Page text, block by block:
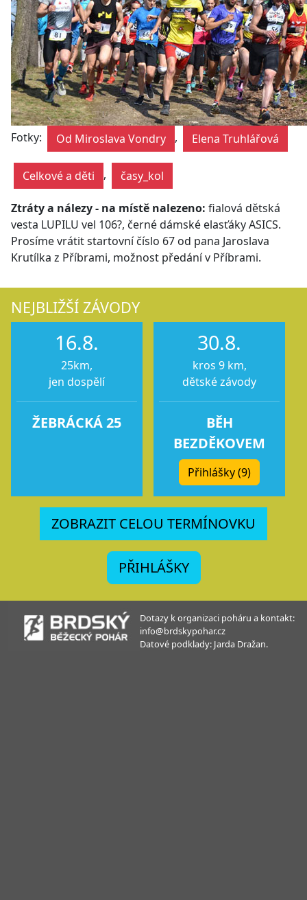
Fotky: Od Miroslava Vondry , Elena Truhlářová
Celkové a děti , časy_kol
Ztráty a nálezy - na místě nalezeno: fialová dětská
vesta LUPILU vel 106?, černé dámské elasťáky ASICS.
Prosíme vrátit startovní číslo 67 od pana Jaroslava
Krutílka z Příbrami, možnost předání v Příbrami.
NEJBLIŽŠÍ ZÁVODY
16.8.
25km,
jen dospělí
ŽEBRÁCKÁ 25
30.8.
kros 9 km,
dětské závody
BĚH
BEZDĚKOVEM
Přihlášky (9)
ZOBRAZIT CELOU TERMÍNOVKU
PŘIHLÁŠKY
Dotazy k organizaci poháru a kontakt:
info@brdskypohar.cz
Datové podklady: Jarda Dražan.